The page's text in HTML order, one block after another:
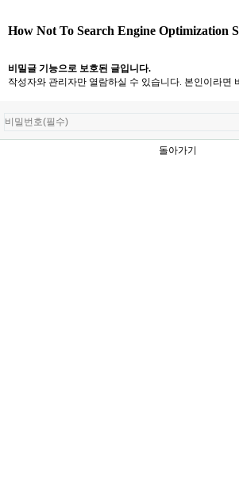
How Not To Search Engine Optimization
비밀글 기능으로 보호된 글입니다.
작성자와 관리자만 열람하실 수 있습니다. 본인이라면
돌아가기